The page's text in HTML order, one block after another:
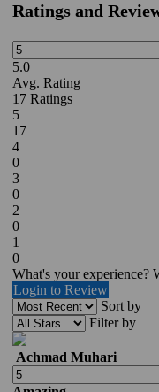
Ratings and
5.0
Avg. Rating
17 Ratings
5
17
4
0
3
0
2
0
1
0
What's your experience?
Login to Review
Sort by
Filter by
Achmad Muhari